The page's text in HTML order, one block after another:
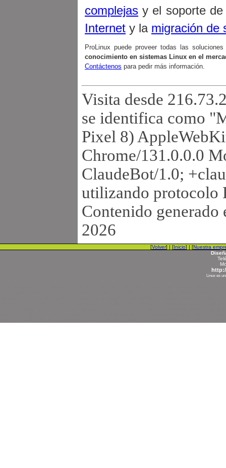
complejas y el soporte
Internet y la migración de
ProLinux puede proveer todas las
conocimiento en sistemas Linux en el
Contáctenos para pedir más información.
Visita desde
se identifica como
Pixel 8)
Chrome/131.0.0.0
ClaudeBot/1.0;
utilizando protocolo
Contenido
2026
[Volver] | [Inicio] | [Nuestra
Linux es